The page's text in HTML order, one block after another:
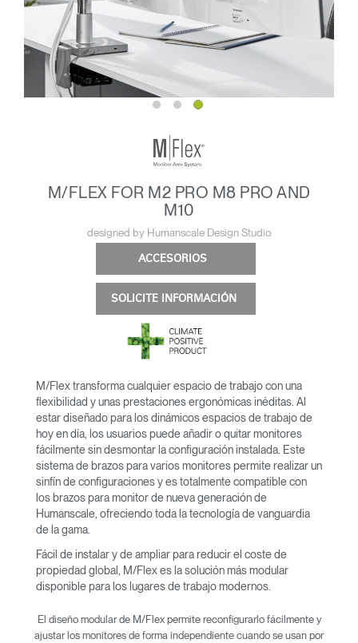
M/FLEX FOR M2 PRO M8 PRO AND
M10
designed by Humanscale Design Studio
ACCESORIOS
SOLICITE INFORMACIÓN
M/Flex transforma cualquier espacio de trabajo con una
flexibilidad y unas prestaciones ergonómicas inéditas. Al
estar diseñado para los dinámicos espacios de trabajo de
hoy en día, los usuarios puede añadir o quitar monitores
fácilmente sin desmontar la configuración instalada. Este
sistema de brazos para varios monitores permite realizar un
sinfín de configuraciones y es totalmente compatible con
los brazos para monitor de nueva generación de
Humanscale, ofreciendo toda la tecnología de vanguardia
de la gama.
Fácil de instalar y de ampliar para reducir el coste de
propiedad global, M/Flex es la solución más modular
disponible para los lugares de trabajo modernos.
El diseño modular de M/Flex permite reconfigurarlo fácilmente y
ajustar los monitores de forma independiente cuando se usan por